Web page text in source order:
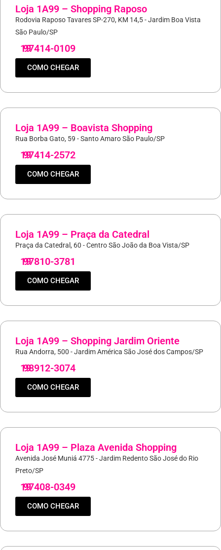
Loja 1A99 – Shopping Raposo
Rodovia Raposo Tavares SP-270, KM 14,5 - Jardim Boa Vista
São Paulo/SP
19
97414-0109
COMO CHEGAR
Loja 1A99 – Boavista Shopping
Rua Borba Gato, 59 - Santo Amaro São Paulo/SP
19
97414-2572
COMO CHEGAR
Loja 1A99 – Praça da Catedral
Praça da Catedral, 60 - Centro São João da Boa Vista/SP
19
97810-3781
COMO CHEGAR
Loja 1A99 – Shopping Jardim Oriente
Rua Andorra, 500 - Jardim América São José dos Campos/SP
19
98912-3074
COMO CHEGAR
Loja 1A99 – Plaza Avenida Shopping
Avenida José Muniá 4775 - Jardim Redento São José do Rio
Preto/SP
19
97408-0349
COMO CHEGAR